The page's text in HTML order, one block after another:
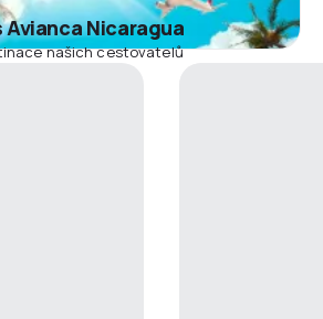
Nicaragua
našich cestovatelů